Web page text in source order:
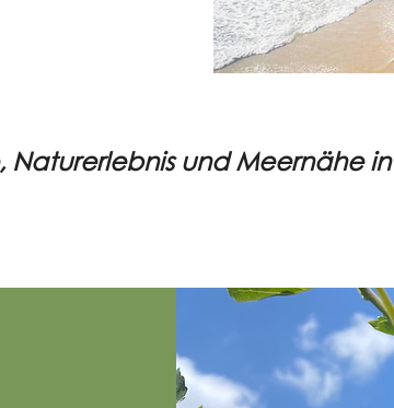
und Meernähe